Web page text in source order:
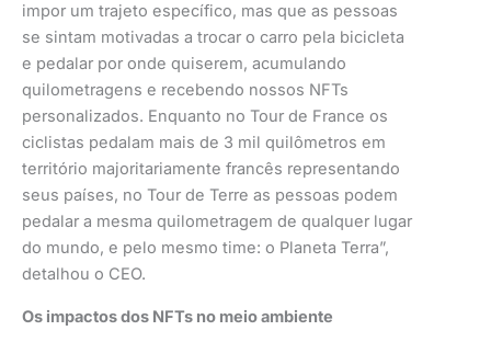
impor um trajeto específico, mas que as pessoas
se sintam motivadas a trocar o carro pela bicicleta
e pedalar por onde quiserem, acumulando
quilometragens e recebendo nossos NFTs
personalizados. Enquanto no Tour de France os
ciclistas pedalam mais de 3 mil quilômetros em
território majoritariamente francês representando
seus países, no Tour de Terre as pessoas podem
pedalar a mesma quilometragem de qualquer lugar
do mundo, e pelo mesmo time: o Planeta Terra”,
detalhou o CEO.
Os impactos dos NFTs no meio ambiente